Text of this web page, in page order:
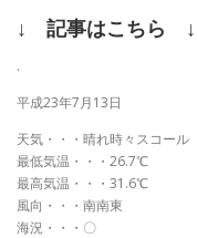
↓ 記事はこちら ↓
.
平成23年7月13日
天気・・・晴れ時々スコール
最低気温・・・26.7℃
最高気温・・・31.6℃
風向・・・南南東
海況・・・〇